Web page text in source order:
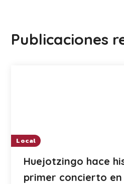
Publicaciones
Local
Huejotzingo hace
primer concierto en